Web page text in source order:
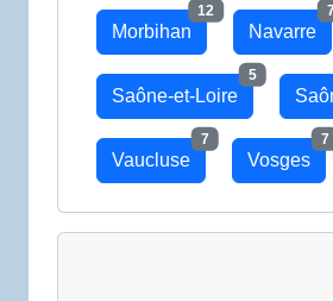
Morbihan
12
Navarre
7
Saône-et-Loire
5
Vaucluse
7
Vosges
7